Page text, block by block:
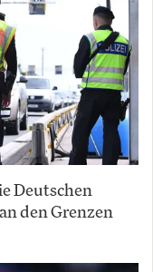
Deutschen
den Grenzen